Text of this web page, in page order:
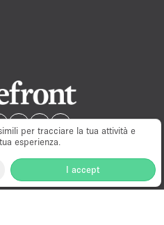
per tracciare la tua attività e
esperienza.
I accept
Milano